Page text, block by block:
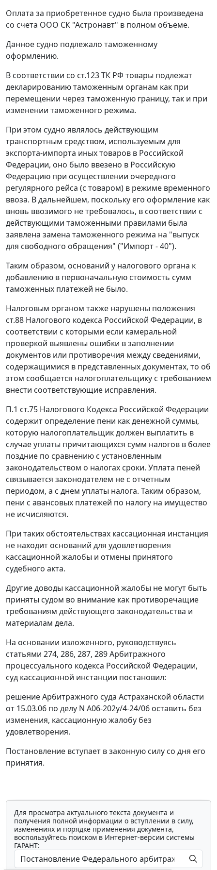
Оплата за приобретенное судно была произведена
со счета ООО СК "Астронавт" в полном объеме.
Данное судно подлежало таможенному
оформлению.
В соответствии со ст.123ТК РФ товары подлежат
декларированию таможенным органам как при
перемещении через таможенную границу, так и при
изменении таможенного режима.
При этом судно являлось действующим
транспортным средством, используемым для
экспорта-импорта иных товаров в Российской
Федерации, оно было ввезено в Российскую
Федерацию при осуществлении очередного
регулярного рейса (с товаром) в режиме временного
ввоза. В дальнейшем, поскольку его оформление как
вновь ввозимого не требовалось, в соответствии с
действующими таможенными правилами была
заявлена замена таможенного режима на "выпуск
для свободного обращения" ("Импорт - 40").
Таким образом, оснований у налогового органа к
добавлению в первоначальную стоимость сумм
таможенных платежей не было.
Налоговым органом также нарушены положения
ст.88 Налогового кодекса Российской Федерации, в
соответствии с которыми если камеральной
проверкой выявлены ошибки в заполнении
документов или противоречия между сведениями,
содержащимися в представленных документах, то об
этом сообщается налогоплательщику с требованием
внести соответствующие исправления.
П.1 ст.75 Налогового Кодекса Российской Федерации
содержит определение пени как денежной суммы,
которую налогоплательщик должен выплатить в
случае уплаты причитающихся сумм налогов в более
поздние по сравнению с установленным
законодательством о налогах сроки. Уплата пеней
связывается законодателем не с отчетным
периодом, а с днем уплаты налога. Таким образом,
пени с авансовых платежей по налогу на имущество
не исчисляются.
При таких обстоятельствах кассационная инстанция
не находит оснований для удовлетворения
кассационной жалобы и отмены принятого
судебного акта.
Другие доводы кассационной жалобы не могут быть
приняты судом во внимание как противоречащие
требованиям действующего законодательства и
материалам дела.
На основании изложенного, руководствуясь
статьями 274, 286, 287, 289Арбитражного
процессуального кодекса Российской Федерации,
суд кассационной инстанции постановил:
решение Арбитражного суда Астраханской области
от 15.03.06 по делу N А06-202у/4-24/06 оставить без
изменения, кассационную жалобу без
удовлетворения.
Постановление вступает в законную силу со дня его
принятия.
Для просмотра актуального текста документа и
получения полной информации о вступлении в силу,
изменениях и порядке применения документа,
воспользуйтесь поиском в Интернет-версии системы
ГАРАНТ: